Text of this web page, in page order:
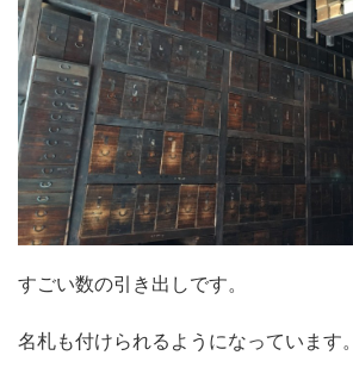
すごい数の引き出しです。
名札も付けられるようになっています。